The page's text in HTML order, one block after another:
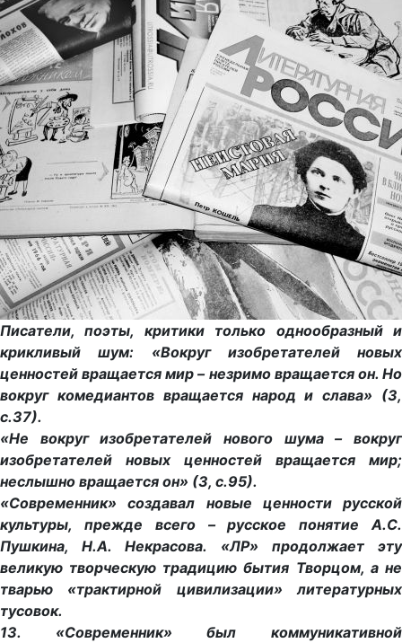
Писатели, поэты, критики только однообразный и
крикливый шум: «Вокруг изобретателей новых
ценностей вращается мир – незримо вращается он. Но
вокруг комедиантов вращается народ и слава» (3,
с.37).
«Не вокруг изобретателей нового шума – вокруг
изобретателей новых ценностей вращается мир;
неслышно вращается он» (3, с.95).
«Современник» создавал новые ценности русской
культуры, прежде всего – русское понятие А.С.
Пушкина, Н.А. Некрасова. «ЛР» продолжает эту
великую творческую традицию бытия Творцом, а не
тварью «трактирной цивилизации» литературных
тусовок.
13. «Современник» был коммуникативной